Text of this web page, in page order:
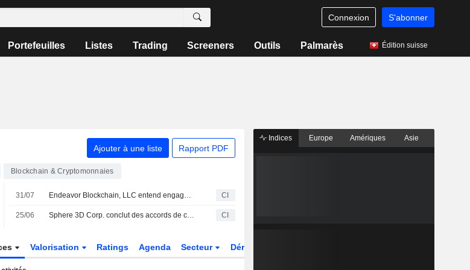
Connexion S'abonner
Portefeuilles Listes Trading Screeners Outils Palmarès Édition suisse
Ajouter à une liste Rapport PDF
Blockchain & Cryptomonnaies
31/07 Endeavor Blockchain, LLC entend engager le dialogue avec Sphere 3D Corp CI
25/06 Sphere 3D Corp. conclut des accords de co-minage avec Bitdeer Technologies Group pour l'exploitation de 30 megawatts de capacite CI
Valorisation Ratings Agenda Secteur Dérivés
Indices Europe Amériques Asie